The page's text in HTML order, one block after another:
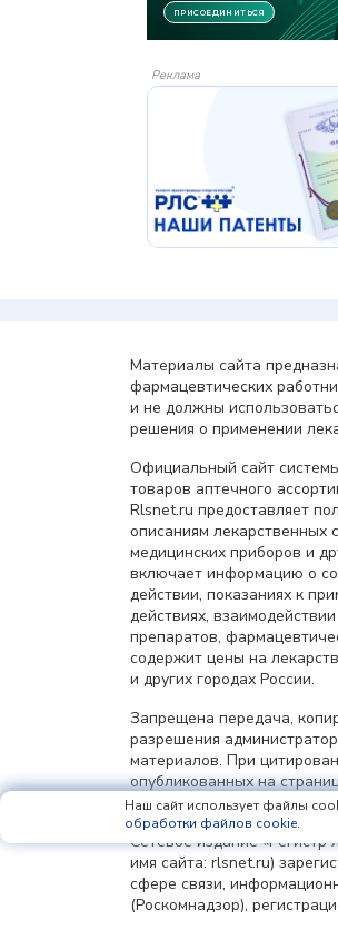
Реклама
Материалы сайта
фармацевтических
и не должны
решения о применении
Официальный сайт
товаров аптечного
Rlsnet.ru предоставляет
описаниям лекарственных
медицинских приборов и
включает информацию о
действии, показаниях к
действиях,
препаратов,
содержит цены на
и других городах России.
Запрещена передача,
разрешения
материалов. При
опубликованных на
информации обязательна.
Сетевое издание «Регистр
имя сайта: rlsnet.ru)
сфере связи,
(Роскомнадзор),
Наш сайт использует файлы
обработки файлов cookie.